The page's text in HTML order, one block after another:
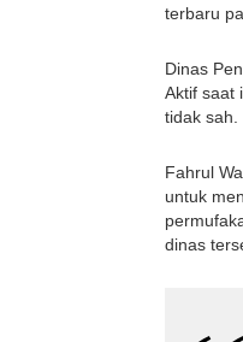
terbaru
Dinas
Aktif saat
tidak sah.
Fahrul
untuk
dinas